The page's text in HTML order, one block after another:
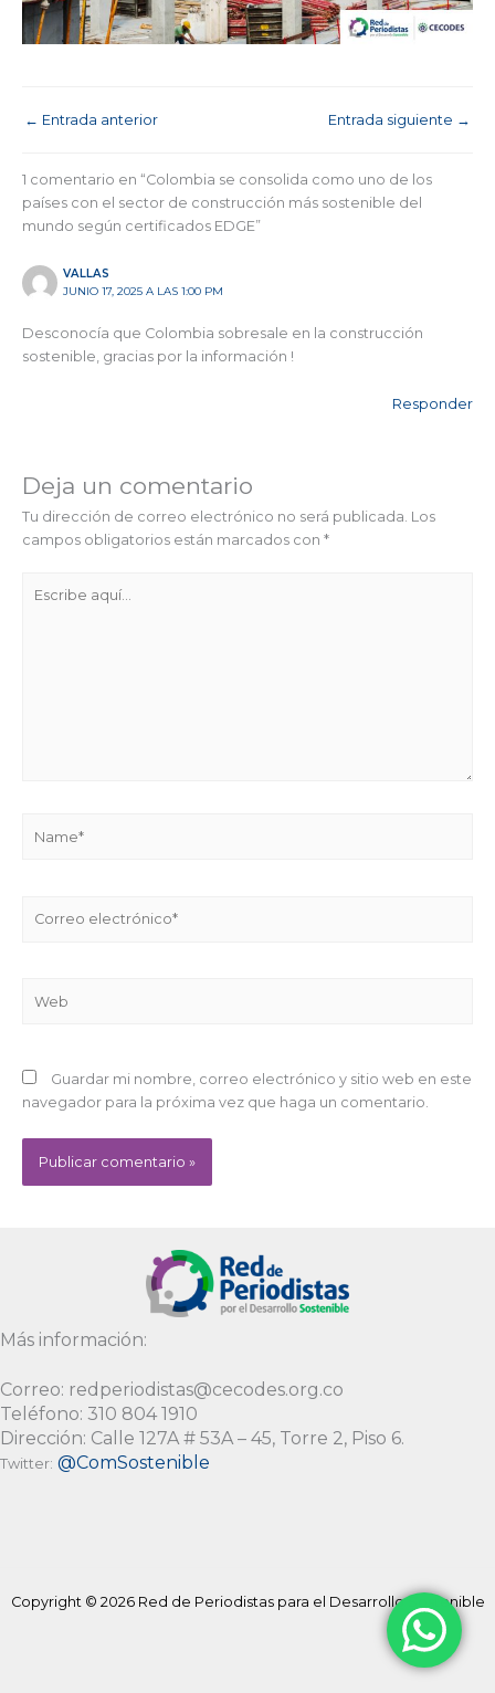
← Entrada anterior Entrada siguiente →
1 comentario en “Colombia se consolida como uno de los
países con el sector de construcción más sostenible del
mundo según certificados EDGE”
VALLAS
JUNIO 17, 2025 A LAS 1:00 PM
Desconocía que Colombia sobresale en la construcción
sostenible, gracias por la información !
Responder
Deja un comentario
Tu dirección de correo electrónico no será publicada. Los
campos obligatorios están marcados con *
electrónico*
Guardar mi nombre, correo electrónico y sitio web en este
navegador para la próxima vez que haga un comentario.
Más información:
Correo: redperiodistas@cecodes.org.co
Teléfono: 310 804 1910
Dirección: Calle 127A # 53A – 45, Torre 2, Piso 6.
Twitter: @ComSostenible
Copyright © 2026 Red de Periodistas para el Desarrollo Sostenible